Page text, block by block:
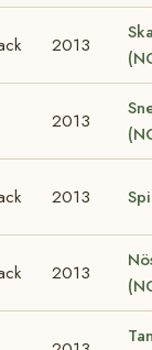
2013
2013
2013
2013